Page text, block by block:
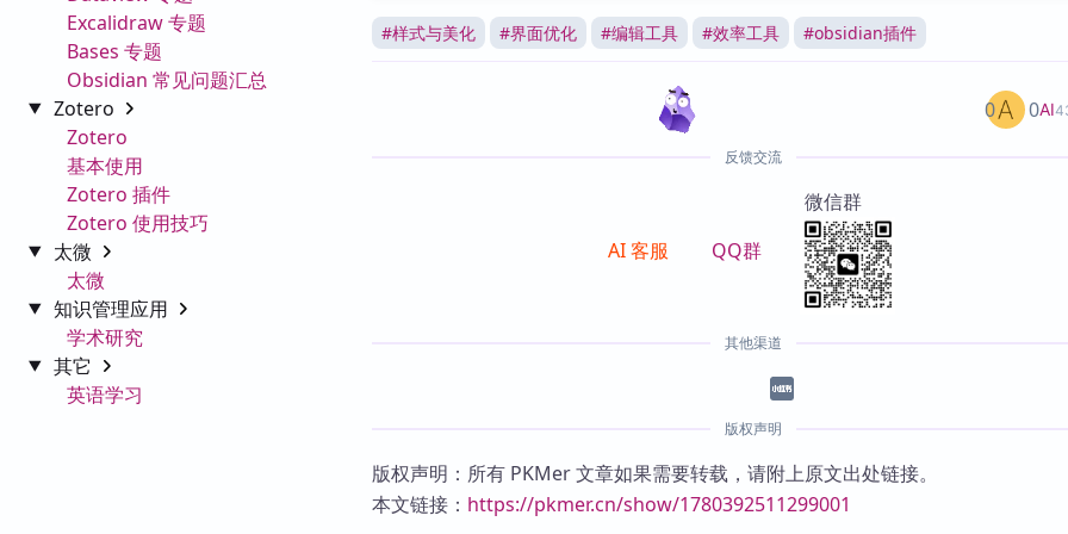
Excalidraw 专题
Bases 专题
Obsidian 常见问题汇总
Zotero
Zotero
基本使用
Zotero 插件
Zotero 使用技巧
太微
太微
知识管理应用
学术研究
其它
英语学习
#样式与美化 #界面优化 #编辑工具 #效率工具 #obsidian插件
AI
0 0
反馈交流
AI 客服 QQ群
微信群
其他渠道
版权声明
版权声明：所有 PKMer 文章如果需要转载，请附上原文出处链接。
本文链接： https://pkmer.cn/show/1780392511299001